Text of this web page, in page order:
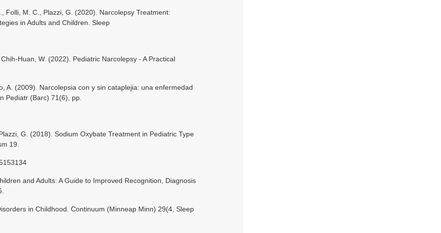
Folli, M. C., Plazzi, G. (2020). Narcolepsy Treatment:
in Adults and Children. Sleep
Huan, W. (2022). Pediatric Narcolepsy - A Practical
A. (2009). Narcolepsia con y sin cataplejia: una enfermedad
Pediatr (Barc) 71(6), pp.
G. (2018). Sodium Oxybate Treatment in Pediatric Type
19.
and Adults: A Guide to Improved Recognition, Diagnosis
in Childhood. Continuum (Minneap Minn) 29(4, Sleep